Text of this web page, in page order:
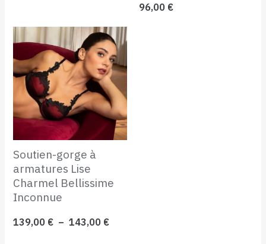
96,00 €
Soutien-gorge à
armatures Lise
Charmel Bellissime
Inconnue
139,00 € – 143,00 €
Plage
de
prix :
139,00 €
à
143,00 €